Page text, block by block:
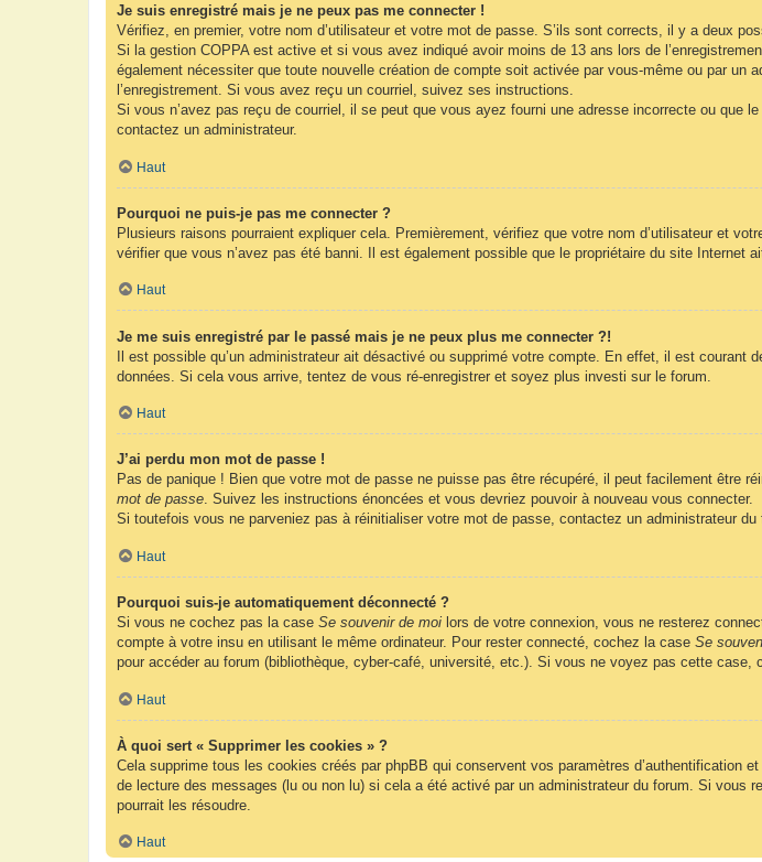
Je suis enregistré mais je ne peux pas me connecter !
Vérifiez, en premier, votre nom d’utilisateur et votre mot de passe. S’ils sont corrects, il y a deux
Si la gestion COPPA est active et si vous avez indiqué avoir moins de 13 ans lors de
également nécessiter que toute nouvelle création de compte soit activée par vous-même ou par
l’enregistrement. Si vous avez reçu un courriel, suivez ses instructions.
Si vous n’avez pas reçu de courriel, il se peut que vous ayez fourni une adresse incorrecte ou que
contactez un administrateur.
Haut
Pourquoi ne puis-je pas me connecter ?
Plusieurs raisons pourraient expliquer cela. Premièrement, vérifiez que votre nom d’utilisateur et
vérifier que vous n’avez pas été banni. Il est également possible que le propriétaire du site Internet
Haut
Je me suis enregistré par le passé mais je ne peux plus me connecter ?!
Il est possible qu’un administrateur ait désactivé ou supprimé votre compte. En effet, il est courant
données. Si cela vous arrive, tentez de vous ré-enregistrer et soyez plus investi sur le forum.
Haut
J’ai perdu mon mot de passe !
Pas de panique ! Bien que votre mot de passe ne puisse pas être récupéré, il peut facilement être
mot de passe. Suivez les instructions énoncées et vous devriez pouvoir à nouveau vous connecter.
Si toutefois vous ne parveniez pas à réinitialiser votre mot de passe, contactez un administrateur du
Haut
Pourquoi suis-je automatiquement déconnecté ?
Si vous ne cochez pas la case Se souvenir de moi lors de votre connexion, vous ne resterez
compte à votre insu en utilisant le même ordinateur. Pour rester connecté, cochez la case Se
pour accéder au forum (bibliothèque, cyber-café, université, etc.). Si vous ne voyez pas cette
Haut
À quoi sert « Supprimer les cookies » ?
Cela supprime tous les cookies créés par phpBB qui conservent vos paramètres
de lecture des messages (lu ou non lu) si cela a été activé par un administrateur du forum. Si vous
pourrait les résoudre.
Haut